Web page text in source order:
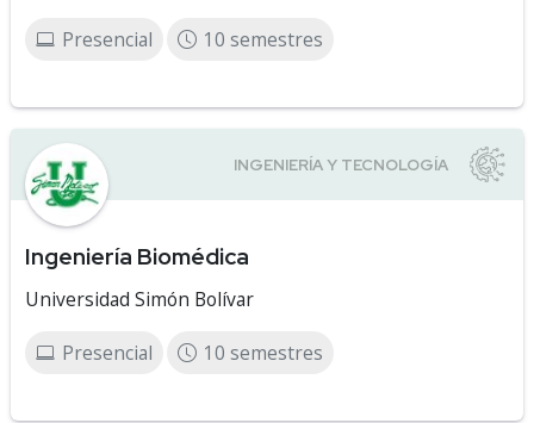
Presencial 10 semestres
Ingeniería Biomédica
Universidad Simón Bolívar
Presencial 10 semestres